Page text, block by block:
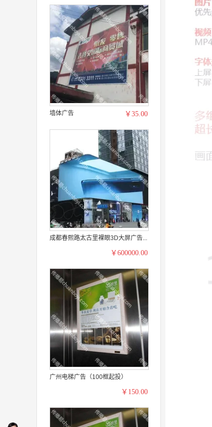
墙体广告 ￥35.00
成都春熙路太古里裸眼3D大屏广告...
￥600000.00
广州电梯广告（100框起投）
￥150.00